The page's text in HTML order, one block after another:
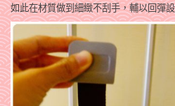
如此在材質做到細緻不刮手，輔以回彈